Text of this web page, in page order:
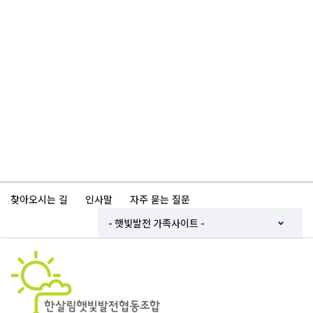
찾아오시는 길 인사말 자주 묻는 질문